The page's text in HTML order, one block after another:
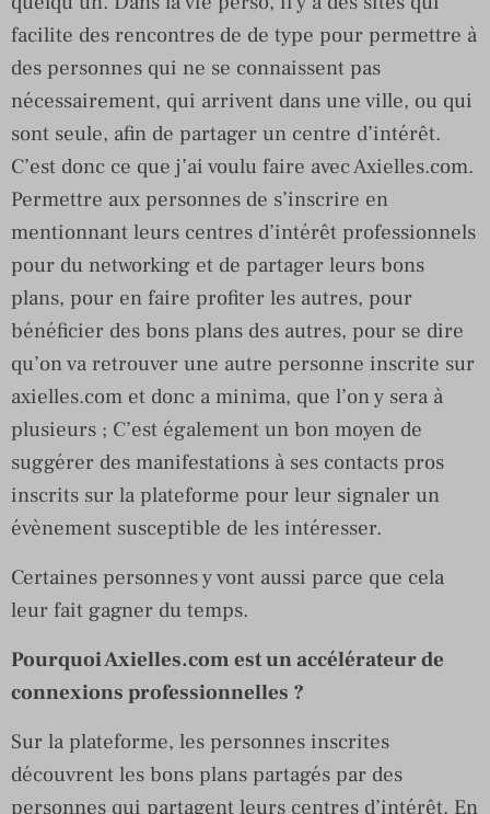
facilite des rencontres de de type pour permettre à
des personnes qui ne se connaissent pas
nécessairement, qui arrivent dans une ville, ou qui
sont seule, afin de partager un centre d’intérêt.
C’est donc ce que j’ai voulu faire avec Axielles.com.
Permettre aux personnes de s’inscrire en
mentionnant leurs centres d’intérêt professionnels
pour du networking et de partager leurs bons
plans, pour en faire profiter les autres, pour
bénéficier des bons plans des autres, pour se dire
qu’on va retrouver une autre personne inscrite sur
axielles.com et donc a minima, que l’on y sera à
plusieurs ; C’est également un bon moyen de
suggérer des manifestations à ses contacts pros
inscrits sur la plateforme pour leur signaler un
évènement susceptible de les intéresser.
Certaines personnes y vont aussi parce que cela
leur fait gagner du temps.
Pourquoi Axielles.com est un accélérateur de
connexions professionnelles ?
Sur la plateforme, les personnes inscrites
découvrent les bons plans partagés par des
personnes qui partagent leurs centres d’intérêt. En